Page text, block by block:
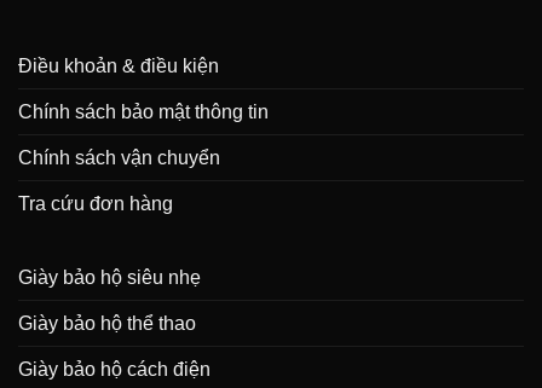
Điều khoản & điều kiện
Chính sách bảo mật thông tin
Chính sách vận chuyển
Tra cứu đơn hàng
Giày bảo hộ siêu nhẹ
Giày bảo hộ thể thao
Giày bảo hộ cách điện